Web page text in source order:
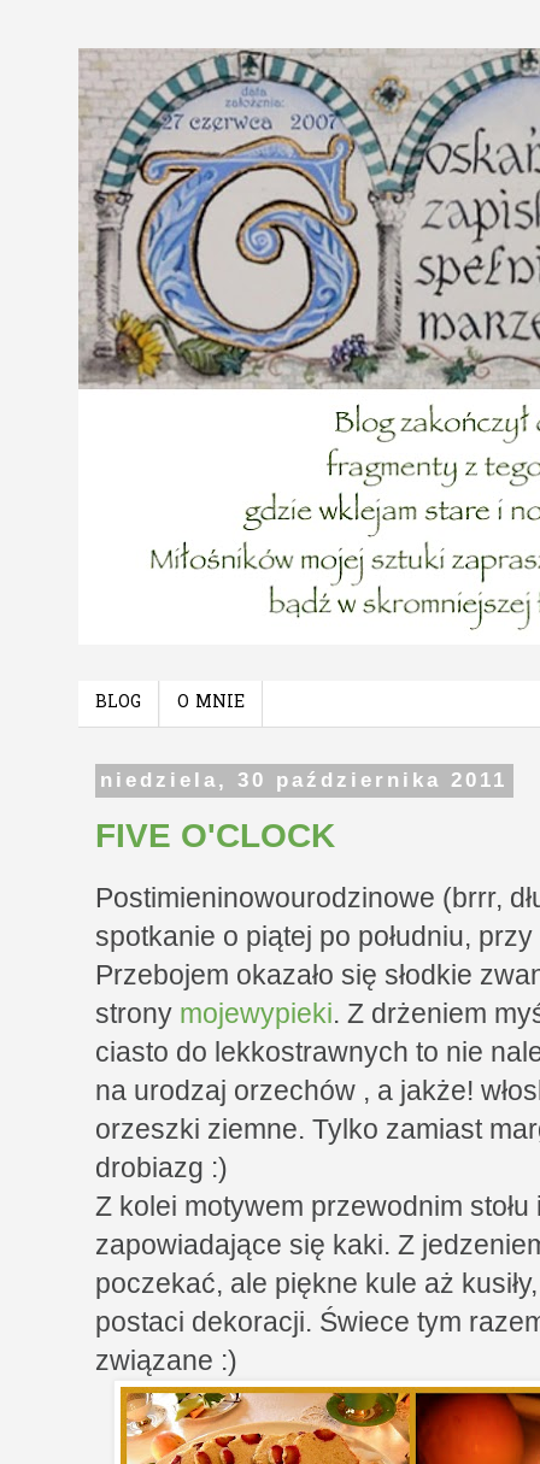
BLOG O MNIE
niedziela, 30 października 2011
FIVE O'CLOCK
Postimieninowourodzinowe (brrr,
spotkanie o piątej po południu,
Przebojem okazało się słodkie
strony mojewypieki. Z drżeniem
ciasto do lekkostrawnych to nie
na urodzaj orzechów , a jakże!
orzeszki ziemne. Tylko zamiast
drobiazg :)
Z kolei motywem przewodnim
zapowiadające się kaki. Z
poczekać, ale piękne kule aż
postaci dekoracji. Świece tym
związane :)